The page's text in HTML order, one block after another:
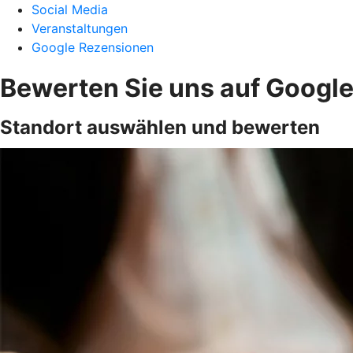
Social Media
Veranstaltungen
Google Rezensionen
Bewerten Sie uns auf Google
Standort auswählen und bewerten